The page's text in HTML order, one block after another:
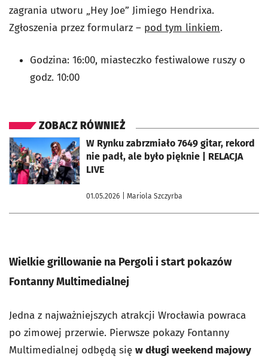
zagrania utworu „Hey Joe” Jimiego Hendrixa.
Zgłoszenia przez formularz – pod tym linkiem.
Godzina: 16:00, miasteczko festiwalowe ruszy o
godz. 10:00
ZOBACZ RÓWNIEŻ
W Rynku zabrzmiało 7649 gitar, rekord
nie padł, ale było pięknie | RELACJA
LIVE
01.05.2026 | Mariola Szczyrba
otworzy się w nowej karcie
Wielkie grillowanie na Pergoli i start pokazów
Fontanny Multimedialnej
Jedna z najważniejszych atrakcji Wrocławia powraca
po zimowej przerwie. Pierwsze pokazy Fontanny
Multimedialnej odbędą się w długi weekend majowy